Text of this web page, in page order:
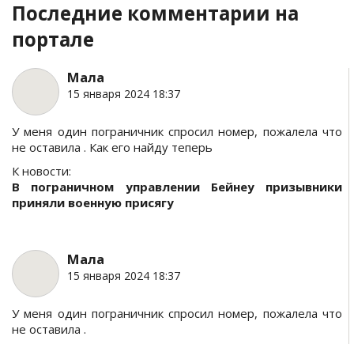
Последние комментарии на
портале
Мала
15 января 2024 18:37
У меня один пограничник спросил номер, пожалела что
не оставила . Как его найду теперь
К новости:
В пограничном управлении Бейнеу призывники
приняли военную присягу
Мала
15 января 2024 18:37
У меня один пограничник спросил номер, пожалела что
не оставила .